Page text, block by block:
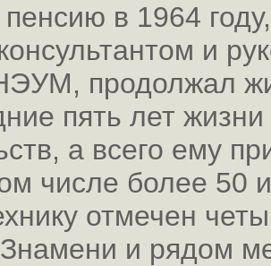
в 1964
и
продолжал
пять лет
а всего ему
числе более 50
отмечен
Знамени и рядом